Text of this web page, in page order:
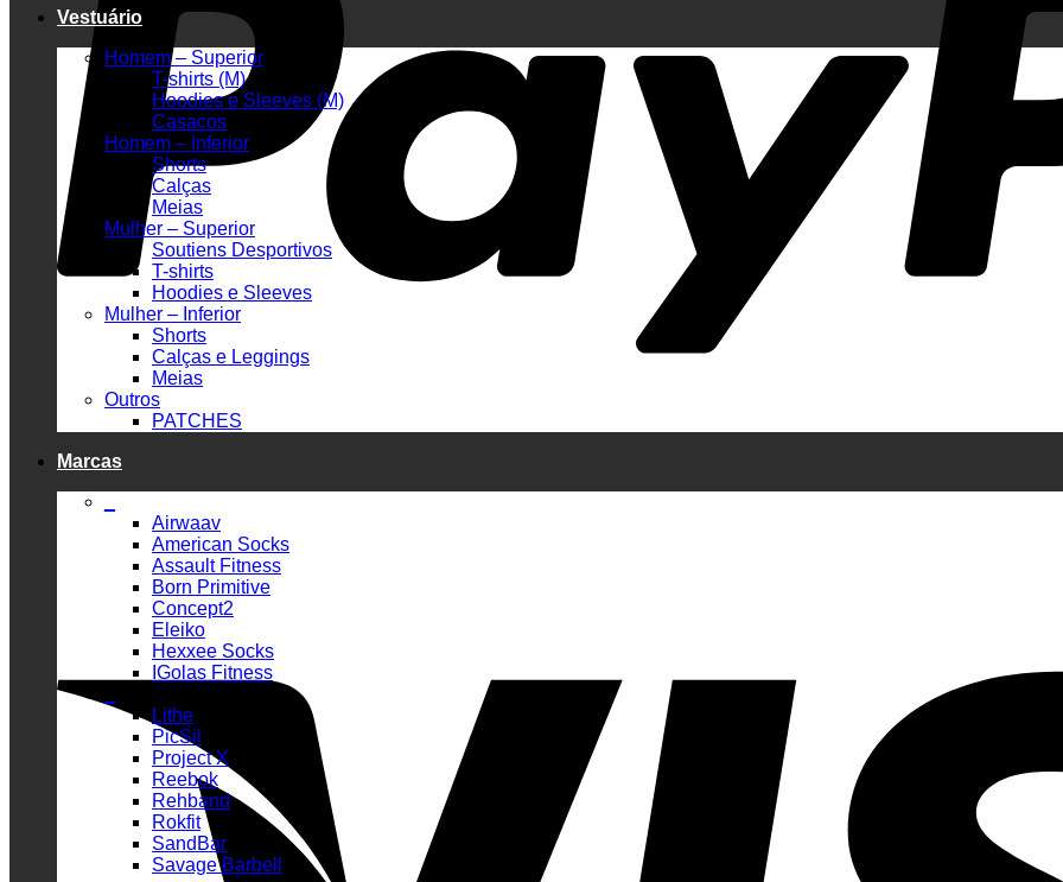
Vestuário
Homem – Superior
T-shirts (M)
Hoodies e Sleeves (M)
Casacos
Homem – Inferior
Shorts
Calças
Meias
Mulher – Superior
Soutiens Desportivos
T-shirts
Hoodies e Sleeves
Mulher – Inferior
Shorts
Calças e Leggings
Meias
Outros
PATCHES
Marcas
Airwaav
American Socks
Assault Fitness
Born Primitive
Concept2
Eleiko
Hexxee Socks
IGolas Fitness
Lithe
PicSil
Project X
Reebok
Rehband
Rokfit
SandBar
Savage Barbell